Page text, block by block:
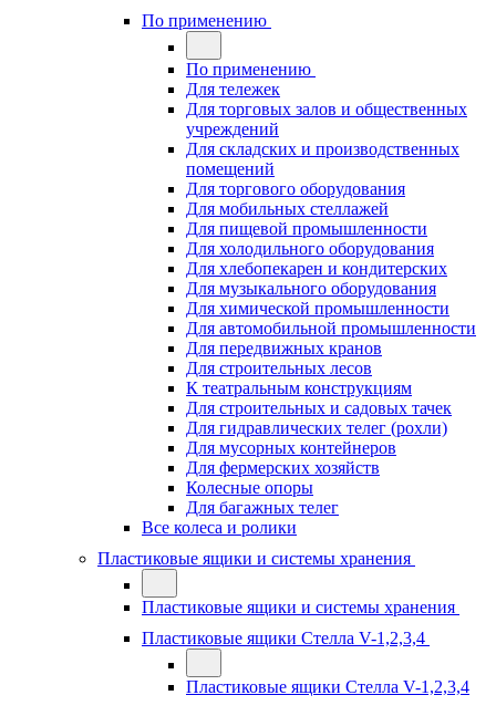
По применению
По применению
Для тележек
Для торговых залов и общественных
учреждений
Для складских и производственных
помещений
Для торгового оборудования
Для мобильных стеллажей
Для пищевой промышленности
Для холодильного оборудования
Для хлебопекарен и кондитерских
Для музыкального оборудования
Для химической промышленности
Для автомобильной промышленности
Для передвижных кранов
Для строительных лесов
К театральным конструкциям
Для строительных и садовых тачек
Для гидравлических телег (рохли)
Для мусорных контейнеров
Для фермерских хозяйств
Колесные опоры
Для багажных телег
Все колеса и ролики
Пластиковые ящики и системы хранения
Пластиковые ящики и системы хранения
Пластиковые ящики Стелла V-1,2,3,4
Пластиковые ящики Стелла V-1,2,3,4